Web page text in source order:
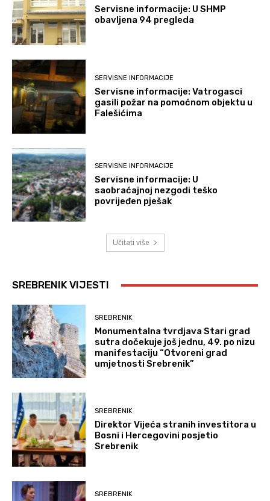
Servisne informacije: U SHMP
obavljena 94 pregleda
SERVISNE INFORMACIJE
Servisne informacije: Vatrogasci
gasili požar na pomoćnom objektu u
Falešićima
SERVISNE INFORMACIJE
Servisne informacije: U
saobraćajnoj nezgodi teško
povrijeđen pješak
Učitati više
SREBRENIK VIJESTI
SREBRENIK
Monumentalna tvrdjava Stari grad
sutra dočekuje još jednu, 49. po nizu
manifestaciju “Otvoreni grad
umjetnosti Srebrenik”
SREBRENIK
Direktor Vijeća stranih investitora u
Bosni i Hercegovini posjetio
Srebrenik
SREBRENIK